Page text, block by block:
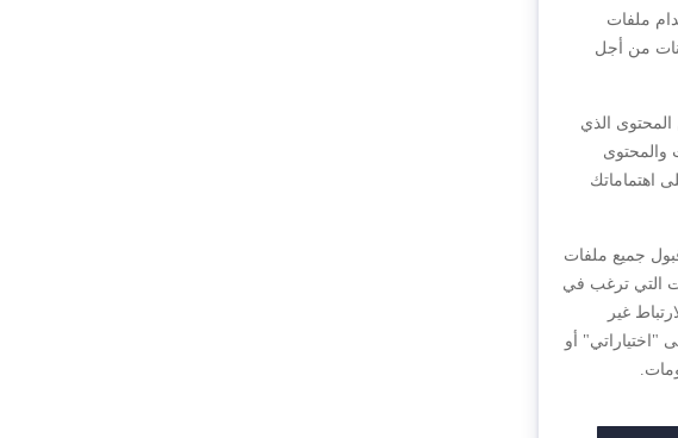
ملفات
من أجل
الذي
والمحتوى
اهتماماتك
جميع ملفات
التي ترغب في
غير
"اختياراتي" أو